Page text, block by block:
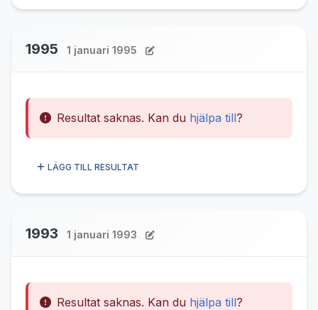
1995 1 januari 1995
Resultat saknas. Kan du hjälpa till?
LÄGG TILL RESULTAT
1993 1 januari 1993
Resultat saknas. Kan du hjälpa till?